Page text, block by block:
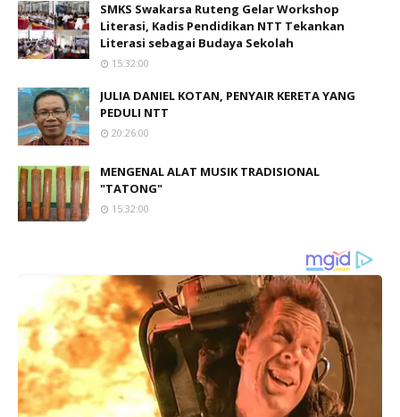
SMKS Swakarsa Ruteng Gelar Workshop
Literasi, Kadis Pendidikan NTT Tekankan
Literasi sebagai Budaya Sekolah
15:32:00
JULIA DANIEL KOTAN, PENYAIR KERETA YANG
PEDULI NTT
20:26:00
MENGENAL ALAT MUSIK TRADISIONAL
"TATONG"
15:32:00